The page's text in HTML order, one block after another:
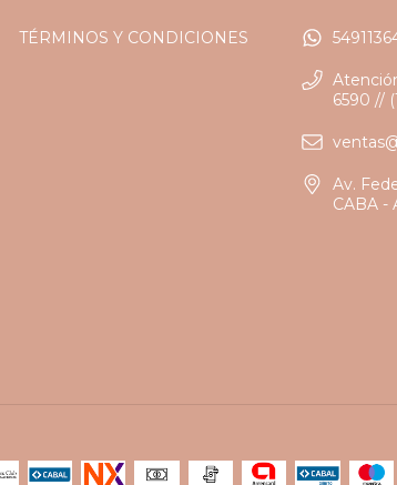
TÉRMINOS Y CONDICIONES
6590 //
Av.
CABA -